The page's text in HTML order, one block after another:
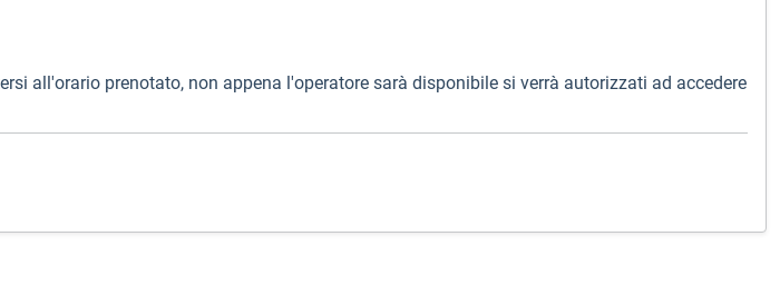
all'orario prenotato, non appena l'operatore sarà disponibile si verrà autorizzati ad accedere